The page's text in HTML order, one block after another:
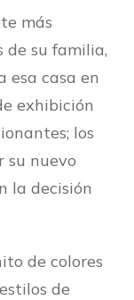
más
de su familia,
esa casa en
exhibición
los
su nuevo
la decisión
de colores
de